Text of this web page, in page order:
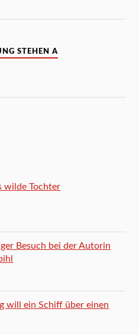
STEHEN A
wilde Tochter
Besuch bei der Autorin
will ein Schiff über einen